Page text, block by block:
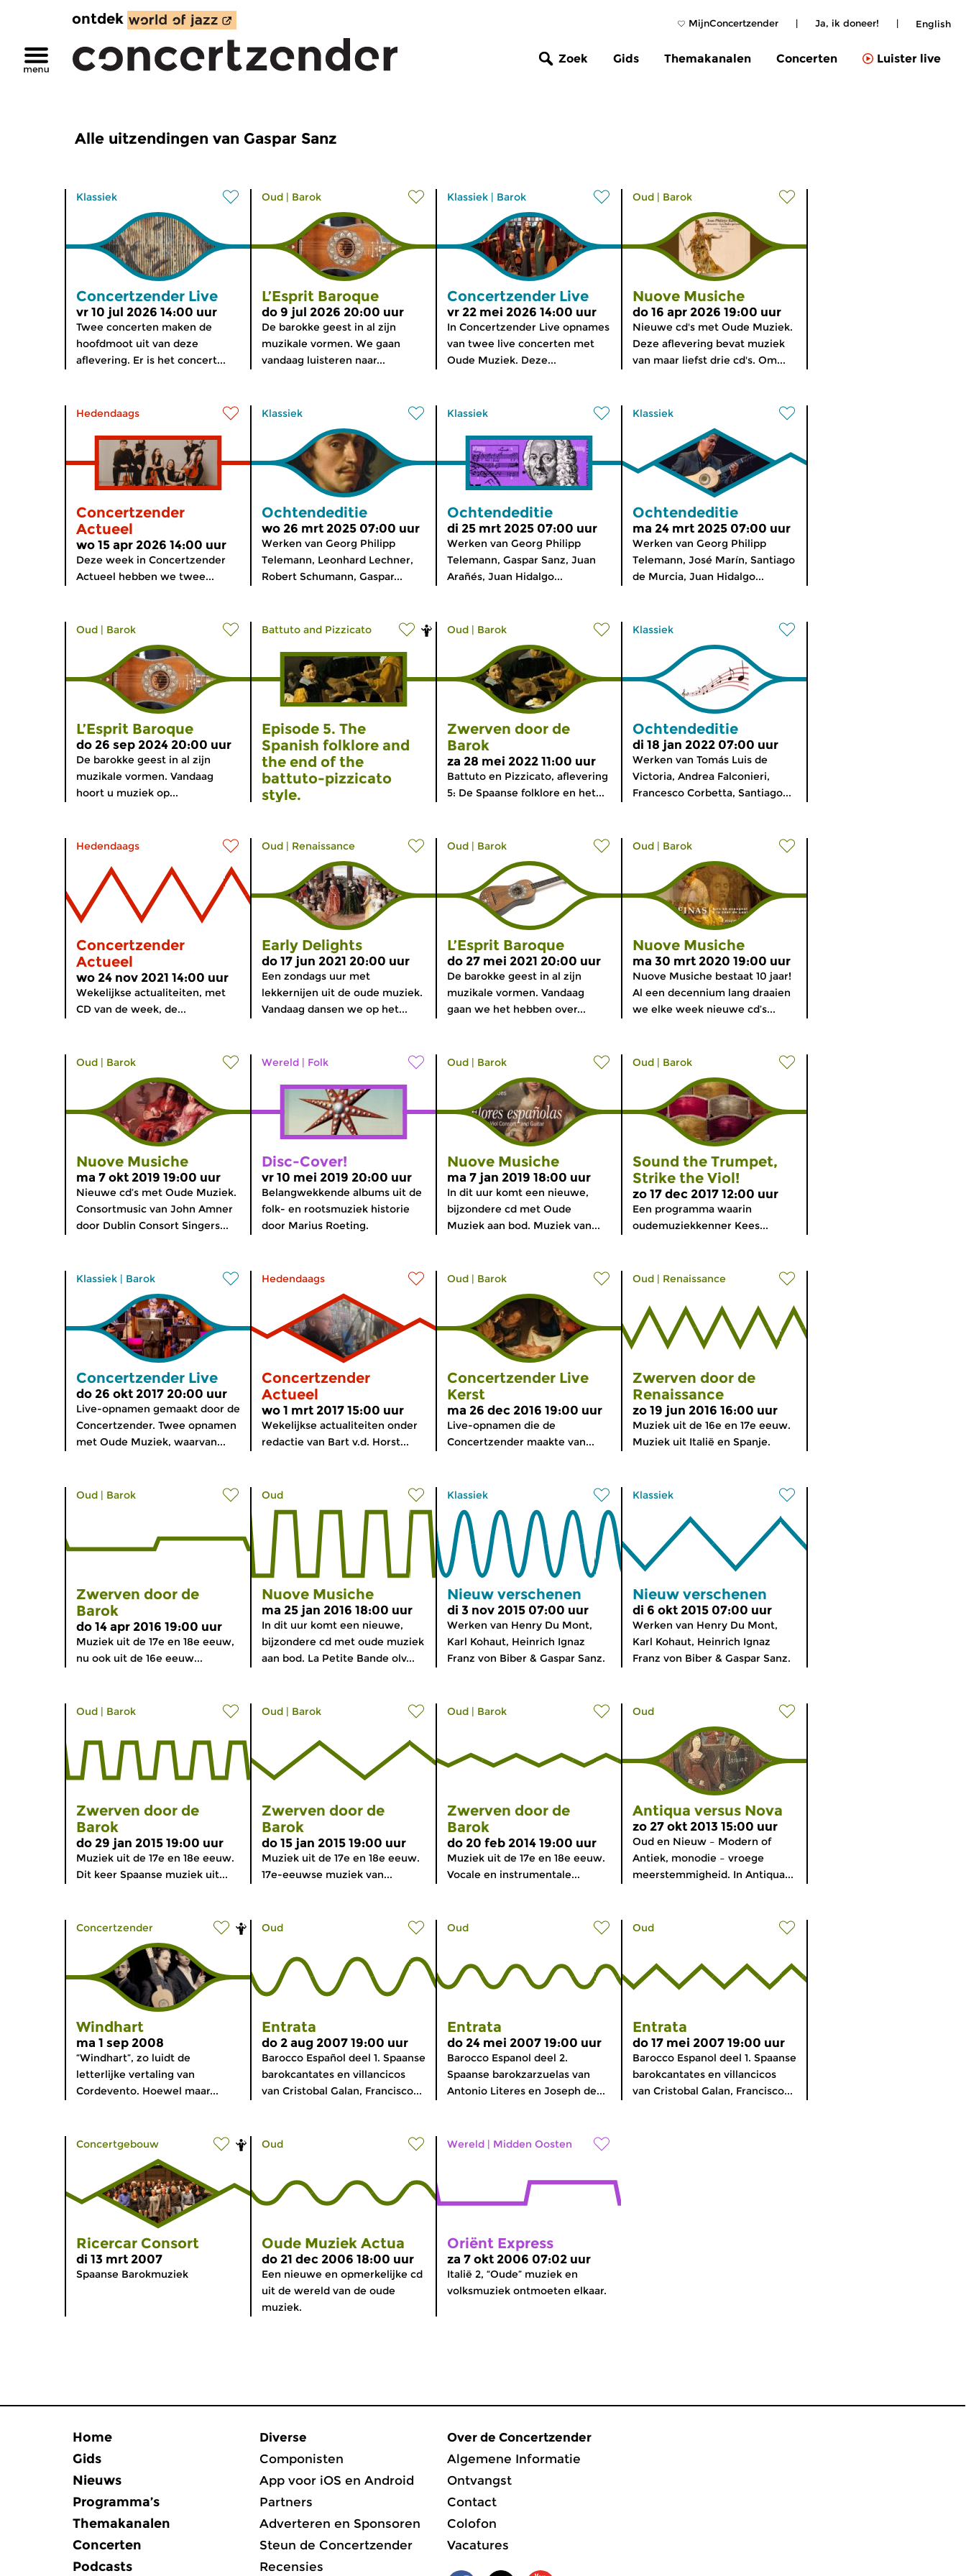
MijnConcertzender | Ja, ik doneer! | English
ontdek
Zoek Gids Themakanalen Concerten Luister live
Alle uitzendingen van Gaspar Sanz
Klassiek
Concertzender Live
vr 10 jul 2026 14:00 uur
Twee concerten maken de
hoofdmoot uit van deze
aflevering. Er is het concert...
Oud | Barok
L’Esprit Baroque
do 9 jul 2026 20:00 uur
De barokke geest in al zijn
muzikale vormen. We gaan
vandaag luisteren naar...
Klassiek | Barok
Concertzender Live
vr 22 mei 2026 14:00 uur
In Concertzender Live opnames
van twee live concerten met
Oude Muziek. Deze...
Oud | Barok
Nuove Musiche
do 16 apr 2026 19:00 uur
Nieuwe cd's met Oude Muziek.
Deze aflevering bevat muziek
van maar liefst drie cd's. Om...
Hedendaags
Concertzender
Actueel
wo 15 apr 2026 14:00 uur
Deze week in Concertzender
Actueel hebben we twee...
Klassiek
Ochtendeditie
wo 26 mrt 2025 07:00 uur
Werken van Georg Philipp
Telemann, Leonhard Lechner,
Robert Schumann, Gaspar...
Klassiek
Ochtendeditie
di 25 mrt 2025 07:00 uur
Werken van Georg Philipp
Telemann, Gaspar Sanz, Juan
Arañés, Juan Hidalgo...
Klassiek
Ochtendeditie
ma 24 mrt 2025 07:00 uur
Werken van Georg Philipp
Telemann, José Marín, Santiago
de Murcia, Juan Hidalgo...
Oud | Barok
L’Esprit Baroque
do 26 sep 2024 20:00 uur
De barokke geest in al zijn
muzikale vormen. Vandaag
hoort u muziek op...
Battuto and Pizzicato
Episode 5. The
Spanish folklore and
the end of the
battuto-pizzicato
style.
Oud | Barok
Zwerven door de
Barok
za 28 mei 2022 11:00 uur
Battuto en Pizzicato, aflevering
5: De Spaanse folklore en het...
Klassiek
Ochtendeditie
di 18 jan 2022 07:00 uur
Werken van Tomás Luis de
Victoria, Andrea Falconieri,
Francesco Corbetta, Santiago...
Hedendaags
Concertzender
Actueel
wo 24 nov 2021 14:00 uur
Wekelijkse actualiteiten, met
CD van de week, de...
Oud | Renaissance
Early Delights
do 17 jun 2021 20:00 uur
Een zondags uur met
lekkernijen uit de oude muziek.
Vandaag dansen we op het...
Oud | Barok
L’Esprit Baroque
do 27 mei 2021 20:00 uur
De barokke geest in al zijn
muzikale vormen. Vandaag
gaan we het hebben over...
Oud | Barok
Nuove Musiche
ma 30 mrt 2020 19:00 uur
Nuove Musiche bestaat 10 jaar!
Al een decennium lang draaien
we elke week nieuwe cd’s...
Oud | Barok
Nuove Musiche
ma 7 okt 2019 19:00 uur
Nieuwe cd’s met Oude Muziek.
Consortmusic van John Amner
door Dublin Consort Singers...
Wereld | Folk
Disc-Cover!
vr 10 mei 2019 20:00 uur
Belangwekkende albums uit de
folk- en rootsmuziek historie
door Marius Roeting.
Oud | Barok
Nuove Musiche
ma 7 jan 2019 18:00 uur
In dit uur komt een nieuwe,
bijzondere cd met Oude
Muziek aan bod. Muziek van...
Oud | Barok
Sound the Trumpet,
Strike the Viol!
zo 17 dec 2017 12:00 uur
Een programma waarin
oudemuziekkenner Kees...
Klassiek | Barok
Concertzender Live
do 26 okt 2017 20:00 uur
Live-opnamen gemaakt door de
Concertzender. Twee opnamen
met Oude Muziek, waarvan...
Hedendaags
Concertzender
Actueel
wo 1 mrt 2017 15:00 uur
Wekelijkse actualiteiten onder
redactie van Bart v.d. Horst...
Oud | Barok
Concertzender Live
Kerst
ma 26 dec 2016 19:00 uur
Live-opnamen die de
Concertzender maakte van...
Oud | Renaissance
Zwerven door de
Renaissance
zo 19 jun 2016 16:00 uur
Muziek uit de 16e en 17e eeuw.
Muziek uit Italië en Spanje.
Oud | Barok
Zwerven door de
Barok
do 14 apr 2016 19:00 uur
Muziek uit de 17e en 18e eeuw,
nu ook uit de 16e eeuw...
Oud
Nuove Musiche
ma 25 jan 2016 18:00 uur
In dit uur komt een nieuwe,
bijzondere cd met oude muziek
aan bod. La Petite Bande olv...
Klassiek
Nieuw verschenen
di 3 nov 2015 07:00 uur
Werken van Henry Du Mont,
Karl Kohaut, Heinrich Ignaz
Franz von Biber & Gaspar Sanz.
Klassiek
Nieuw verschenen
di 6 okt 2015 07:00 uur
Werken van Henry Du Mont,
Karl Kohaut, Heinrich Ignaz
Franz von Biber & Gaspar Sanz.
Oud | Barok
Zwerven door de
Barok
do 29 jan 2015 19:00 uur
Muziek uit de 17e en 18e eeuw.
Dit keer Spaanse muziek uit...
Oud | Barok
Zwerven door de
Barok
do 15 jan 2015 19:00 uur
Muziek uit de 17e en 18e eeuw.
17e-eeuwse muziek van...
Oud | Barok
Zwerven door de
Barok
do 20 feb 2014 19:00 uur
Muziek uit de 17e en 18e eeuw.
Vocale en instrumentale...
Oud
Antiqua versus Nova
zo 27 okt 2013 15:00 uur
Oud en Nieuw – Modern of
Antiek, monodie – vroege
meerstemmigheid. In Antiqua...
Concertzender
Windhart
ma 1 sep 2008
“Windhart”, zo luidt de
letterlijke vertaling van
Cordevento. Hoewel maar...
Oud
Entrata
do 2 aug 2007 19:00 uur
Barocco Español deel 1. Spaanse
barokcantates en villancicos
van Cristobal Galan, Francisco...
Oud
Entrata
do 24 mei 2007 19:00 uur
Barocco Espanol deel 2.
Spaanse barokzarzuelas van
Antonio Literes en Joseph de...
Oud
Entrata
do 17 mei 2007 19:00 uur
Barocco Espanol deel 1. Spaanse
barokcantates en villancicos
van Cristobal Galan, Francisco...
Concertgebouw
Ricercar Consort
di 13 mrt 2007
Spaanse Barokmuziek
Oud
Oude Muziek Actua
do 21 dec 2006 18:00 uur
Een nieuwe en opmerkelijke cd
uit de wereld van de oude
muziek.
Wereld | Midden Oosten
Oriënt Express
za 7 okt 2006 07:02 uur
Italië 2, “Oude” muziek en
volksmuziek ontmoeten elkaar.
Home
Gids
Nieuws
Programma’s
Themakanalen
Concerten
Podcasts
Diverse
Componisten
App voor iOS en Android
Partners
Adverteren en Sponsoren
Steun de Concertzender
Recensies
Over de Concertzender
Algemene Informatie
Ontvangst
Contact
Colofon
Vacatures